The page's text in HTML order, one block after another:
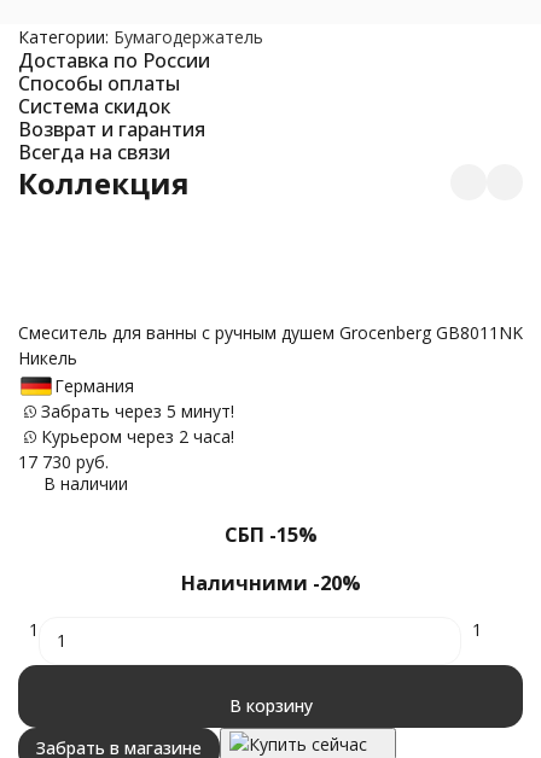
Категории: Бумагодержатель
Доставка по России
Способы оплаты
Система скидок
Возврат и гарантия
Всегда на связи
Коллекция
Смеситель для ванны с ручным душем Grocenberg GB8011NK
Никель
Германия
Забрать через 5 минут!
Курьером через 2 часа!
17 730 руб.
В наличии
СБП -15%
Наличними -20%
1 1
В корзину
Забрать в магазине
Купить сейчас